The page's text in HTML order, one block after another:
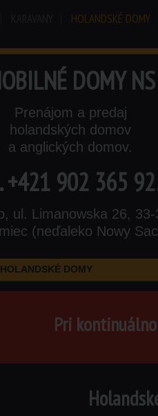
HOLANDSKÉ DOMY
DOMY NS
Prenájom a predaj
holandských domov
a anglických domov.
+421 902 365
ul. Limanowska 26, 33-
(neďaleko Nowy
HOLANDSKÉ DOMY
Pri